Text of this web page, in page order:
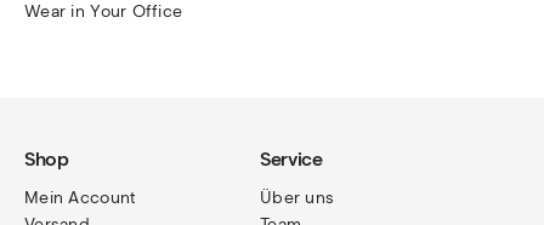
Wear in Your Office
Shop
Mein Account
Service
Über uns